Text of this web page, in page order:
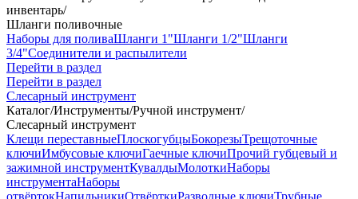
инвентарь/
Шланги поливочные
Наборы для поливаШланги 1"Шланги 1/2"Шланги
3/4"Соединители и распылители
Перейти в раздел
Перейти в раздел
Слесарный инструмент
Каталог/Инструменты/Ручной инструмент/
Слесарный инструмент
Клещи переставныеПлоскогубцыБокорезыТрещоточные
ключиИмбусовые ключиГаечные ключиПрочий губцевый и
зажимной инструментКувалдыМолоткиНаборы
инструментаНаборы
отвёртокНапильникиОтвёрткиРазводные ключиТрубные